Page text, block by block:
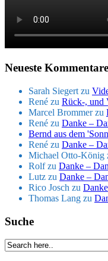
Neueste Kommentare
Sarah Siegert zu
René zu Rück-, und
Marcel Brommerzu
René zu Danke –
Bernd aus dem
René zu Danke –
Michael Otto-König
Rolfzu Danke –
Lutz zu Danke –
Rico Josch zu
Thomas Lang zu
Suche